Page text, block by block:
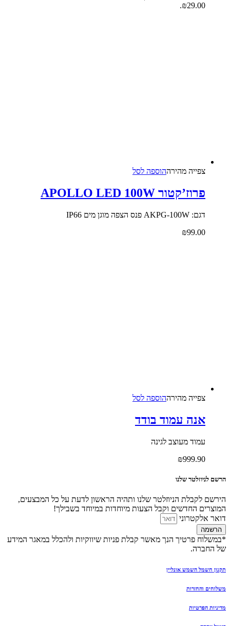
₪29.00.
צפייה‬ ‫מהירה‬הוספה לסל
פרוז’קטור APOLLO LED 100W
דגם: AKPG-100W פנס הצפה מוגן מים IP66
₪99.00
צפייה‬ ‫מהירה‬הוספה לסל
אנה עמוד בודד
עמוד מעוצב לגינה
₪999.90
הרשם לניוזלטר שלנו
הירשם לקבלת הניוזלטר שלנו ותהיה הראשון לדעת על כל המבצעים,
המוצרים החדשים וקבל הצעות מיוחדות במיוחד בשבילך!
דואר אלקטרוני
הרשמה
*במשלוח פרטיך הנך מאשר קבלת פניות שיווקיות ולהכלל במאגר המידע
של החברה.
תקנון חשמל השמש אונליין
משלוחים והחזרות
מדיניות הפרטיות